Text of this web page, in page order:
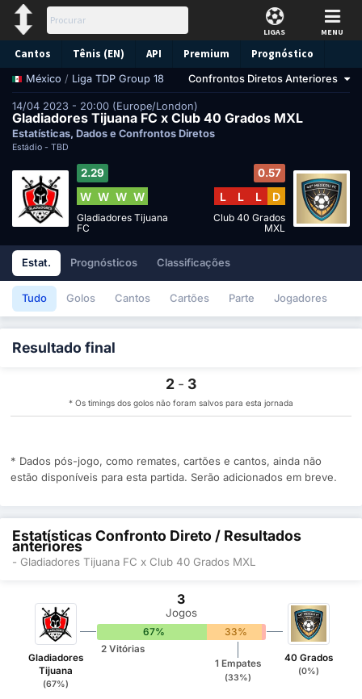
LIGAS MENU
Cantos Tênis (EN) API Premium Prognóstico
México / Liga TDP Group 18 Confrontos Diretos Anteriores
14/04 2023 - 20:00 (Europe/London)
Gladiadores Tijuana FC x Club 40 Grados MXL
Estatísticas, Dados e Confrontos Diretos
Estádio - TBD
2.29
W W W W
Gladiadores Tijuana
FC
0.57
L L L D
Club 40 Grados
MXL
Estat. Prognósticos Classificações
Tudo Golos Cantos Cartões Parte Jogadores
Resultado final
2 - 3
* Os timings dos golos não foram salvos para esta jornada
* Dados pós-jogo, como remates, cartões e cantos, ainda não
estão disponíveis para esta partida. Serão adicionados em breve.
Estatísticas Confronto Direto / Resultados
anteriores
- Gladiadores Tijuana FC x Club 40 Grados MXL
Gladiadores
Tijuana
(67%)
3
Jogos
67% 33% 0%
2 Vitórias
1 Empates
(33%)
40 Grados
(0%)